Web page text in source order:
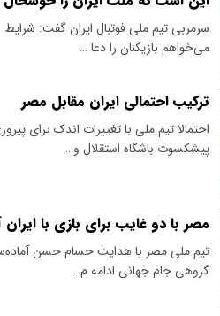
سرمربی تیم ملی فوتبال ایران گفت:
می‌خواهم بازیکنان را دعا …
ترکیب احتمالی ایران مقابل مصر
احتمالا تیم ملی با تغییرات اندک برای
پیشکسوت باشگاه استقلال و…
مصر با دو غایب برای بازی با
تیم ملی مصر با هدایت حسام حسن
گروهی جام جهانی ادامه م…